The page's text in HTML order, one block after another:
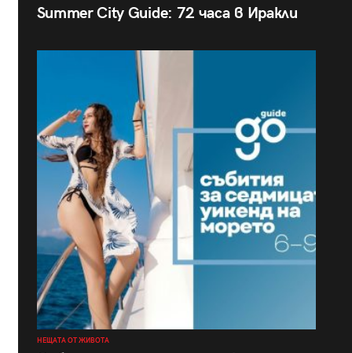
Summer City Guide: 72 часа в Иракли
НЕЩАТА ОТ ЖИВОТА